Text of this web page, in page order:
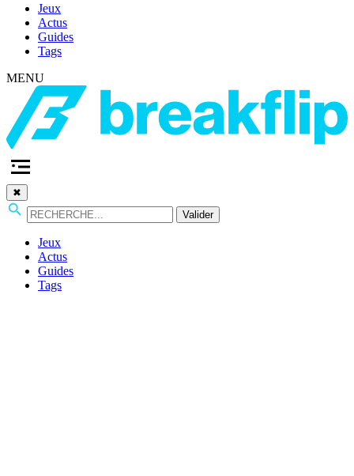
Jeux
Actus
Guides
Tags
MENU
✖
Valider
Jeux
Actus
Guides
Tags